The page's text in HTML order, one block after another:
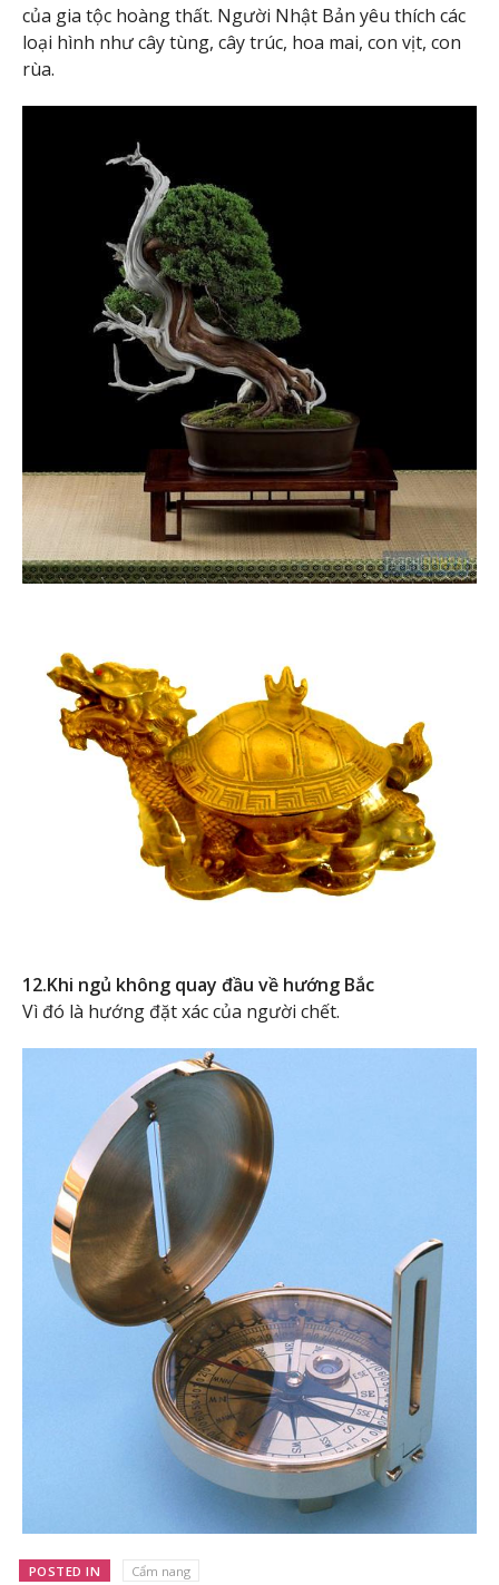
của gia tộc hoàng thất. Người Nhật Bản yêu thích các
loại hình như cây tùng, cây trúc, hoa mai, con vịt, con
rùa.
12.Khi ngủ không quay đầu về hướng Bắc
Vì đó là hướng đặt xác của người chết.
POSTED IN Cẩm nang